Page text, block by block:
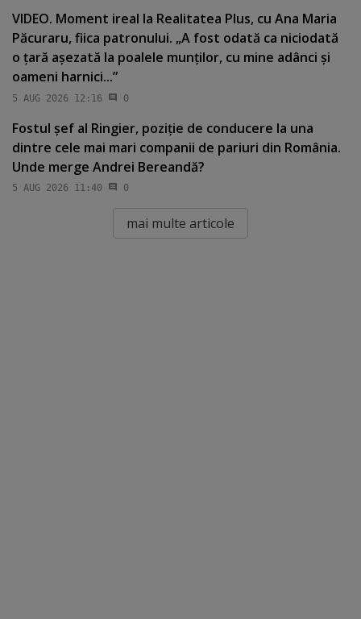
VIDEO. Moment ireal la Realitatea Plus, cu Ana Maria
Păcuraru, fiica patronului. „A fost odată ca niciodată
o ţară aşezată la poalele munţilor, cu mine adânci şi
oameni harnici...”
5 AUG 2026 12:16 0
Fostul şef al Ringier, poziţie de conducere la una
dintre cele mai mari companii de pariuri din România.
Unde merge Andrei Bereandă?
5 AUG 2026 11:40 0
mai multe articole